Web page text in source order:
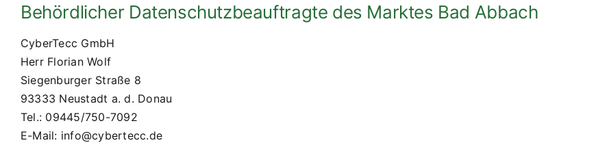
Behördlicher Datenschutzbeauftragte des Marktes Bad Abbach
CyberTecc GmbH
Herr Florian Wolf
Siegenburger Straße 8
93333 Neustadt a. d. Donau
Tel.: 09445/750-7092
E-Mail: info@cybertecc.de